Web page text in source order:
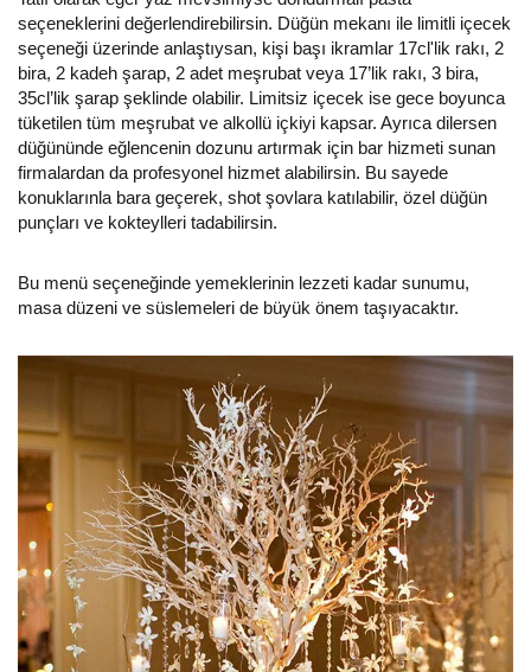
seçeneklerini değerlendirebilirsin. Düğün mekanı ile limitli içecek
seçeneği üzerinde anlaştıysan, kişi başı ikramlar 17cl'lik rakı, 2
bira, 2 kadeh şarap, 2 adet meşrubat veya 17’lik rakı, 3 bira,
35cl’lik şarap şeklinde olabilir. Limitsiz içecek ise gece boyunca
tüketilen tüm meşrubat ve alkollü içkiyi kapsar. Ayrıca dilersen
düğününde eğlencenin dozunu artırmak için bar hizmeti sunan
firmalardan da profesyonel hizmet alabilirsin. Bu sayede
konuklarınla bara geçerek, shot şovlara katılabilir, özel düğün
punçları ve kokteylleri tadabilirsin.
Bu menü seçeneğinde yemeklerinin lezzeti kadar sunumu,
masa düzeni ve süslemeleri de büyük önem taşıyacaktır.